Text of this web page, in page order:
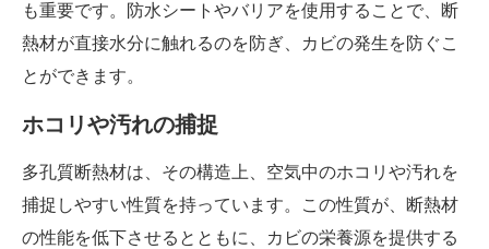
も重要です。防水シートやバリアを使用することで、断
熱材が直接水分に触れるのを防ぎ、カビの発生を防ぐこ
とができます。
ホコリや汚れの捕捉
多孔質断熱材は、その構造上、空気中のホコリや汚れを
捕捉しやすい性質を持っています。この性質が、断熱材
の性能を低下させるとともに、カビの栄養源を提供する